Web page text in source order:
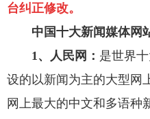
台纠正修改。
中国十大新闻媒体网
1、人民网： 是世界
设的以新闻为主的大型网
网上最大的中文和多语种